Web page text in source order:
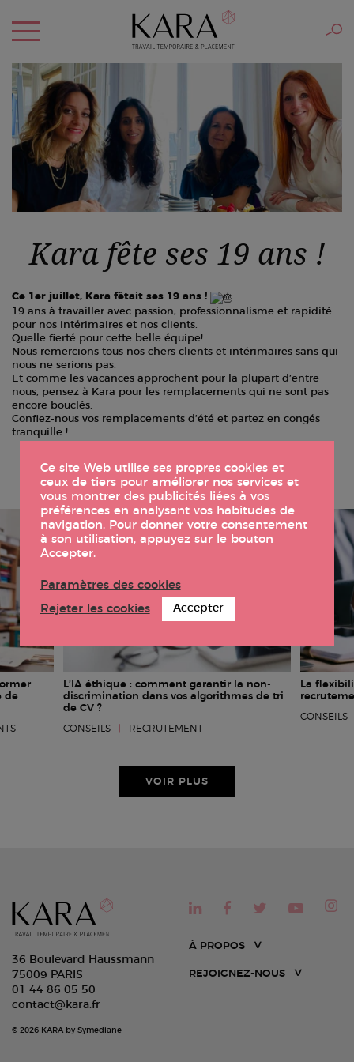
Kara fête ses 19 ans !
Ce 1er juillet, Kara fêtait ses 19 ans !
19 ans à travailler avec passion, professionnalisme et rapidité
pour nos intérimaires et nos clients.
Quelle fierté pour cette belle équipe!
Nous remercions tous nos chers clients et intérimaires sans qui
nous ne serions pas.
Et comme les vacances approchent pour la plupart d’entre
nous, pensez à Kara pour les remplacements qui ne sont pas
encore bouclés.
Confiez-nous vos remplacements d’été et partez en congés
tranquille !
de
L’IA éthique : comment garantir la non-
discrimination dans vos algorithmes de tri
de CV ?
CONSEILS RECRUTEMENT
La
CONSEILS
VOIR PLUS
36 Boulevard Haussmann
75009 PARIS
01 44 86 05 50
contact@kara.fr
À PROPOS
REJOIGNEZ-NOUS
© 2026 KARA by Symediane
Ce site Web utilise ses propres cookies et
ceux de tiers pour améliorer nos services et
vous montrer des publicités liées à vos
préférences en analysant vos habitudes de
navigation. Pour donner votre consentement
à son utilisation, appuyez sur le bouton
Accepter.
Paramètres des cookies
Rejeter les cookies
Accepter